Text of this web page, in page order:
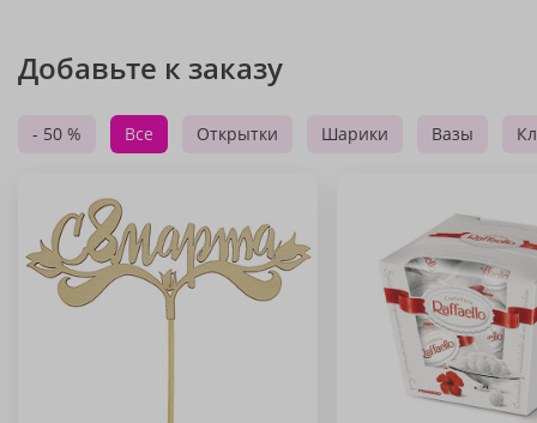
Добавьте к заказу
- 50 % Все Открытки Шарики Вазы